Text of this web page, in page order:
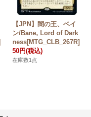
【JPN】闇の王、ベイ
ン/Bane, Lord of Dark
ness[MTG_CLB_267R]
50円(税込)
在庫数1点